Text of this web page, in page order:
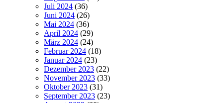
Juli 2024 (36)
Juni 2024 (26)
Mai 2024 (36)
April 2024 (29)
März 2024 (24)
Februar 2024 (18)
Januar 2024 (23)
Dezember 2023 (22)
November 2023 (33)
Oktober 2023 (31)
September 2023 (23)